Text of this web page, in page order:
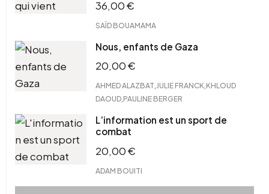
36,00€
SAÏD BOUAMAMA
Nous, enfants de Gaza
20,00€
AHMED ALAZBAT JULIE FRANCK KHLOUD
DAOUD PAULINE BERGER
L’information est un sport de
combat
20,00€
ADAM BOUITI